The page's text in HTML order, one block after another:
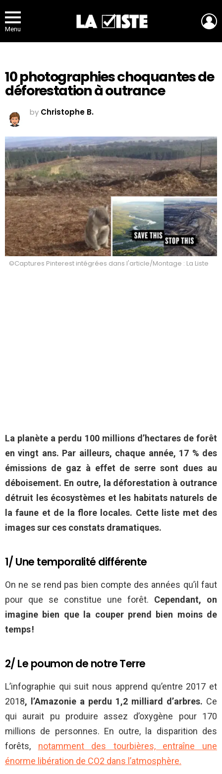
Menu
10 photographies choquantes de
déforestation à outrance
by Christophe B.
©Captures Pinterest intégrées dans l'article/Montage : La Liste
La planète a perdu 100 millions d’hectares de forêt
en vingt ans. Par ailleurs, chaque année, 17 % des
émissions de gaz à effet de serre sont dues au
déboisement. En outre, la déforestation à outrance
détruit les écosystèmes et les habitats naturels de
la faune et de la flore locales. Cette liste met des
images sur ces constats dramatiques.
1/ Une temporalité différente
On ne se rend pas bien compte des années qu’il faut
pour que se constitue une forêt. Cependant, on
imagine bien que la couper prend bien moins de
temps !
2/ Le poumon de notre Terre
L’infographie qui suit nous apprend qu’entre 2017 et
2018, l’Amazonie a perdu 1,2 milliard d’arbres. Ce
qui aurait pu produire assez d’oxygène pour 170
millions de personnes. En outre, la disparition des
forêts, notamment des tourbières, entraîne une
énorme libération de CO2 dans l’atmosphère.